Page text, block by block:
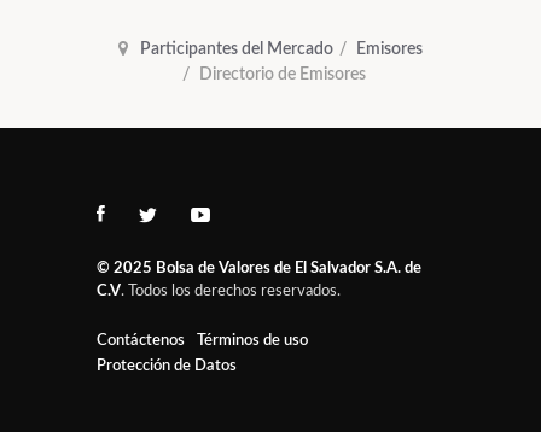
Participantes del Mercado
Emisores
Directorio de Emisores
© 2025 Bolsa de Valores de El Salvador S.A. de
C.V. Todos los derechos reservados.
Contáctenos
Términos de uso
Protección de Datos